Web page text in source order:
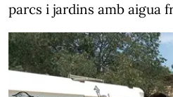
parcs i jardins amb aigua